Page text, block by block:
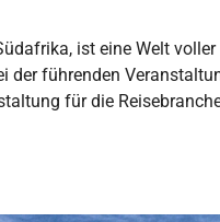
ist eine Welt
der führenden
für die